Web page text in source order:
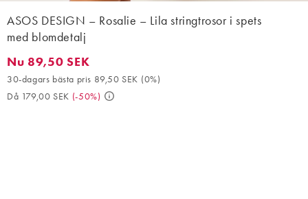
ASOS DESIGN – Rosalie – Lila stringtrosor i spets
med blomdetalj
Nu 89,50 SEK. 30-dagars bästa pris 89,50 SEK (0%). Då 179,00
Nu 89,50 SEK
30-dagars bästa pris 89,50 SEK (0%)
Då 179,00 SEK (-50%)